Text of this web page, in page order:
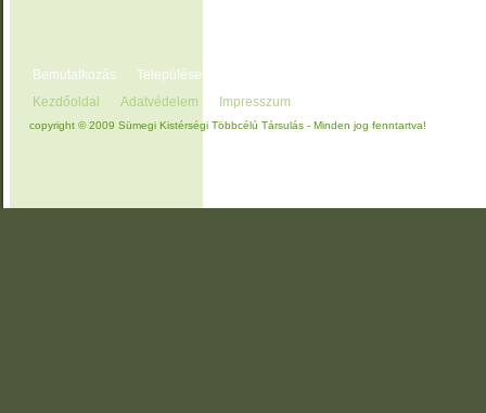
Bemutatkozás Településeink
Kezdőoldal
Adatvédelem Impresszum
copyright © 2009 Sümegi Kistérségi Többcélú Társulás - Minden jog fenntartva!